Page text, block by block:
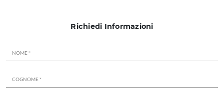
Richiedi Informazioni